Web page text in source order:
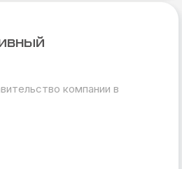
компании в